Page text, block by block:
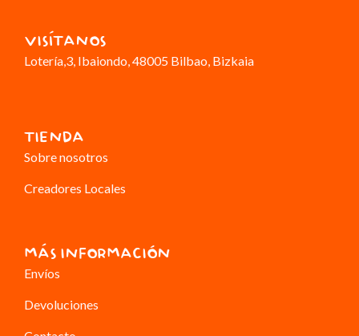
VISÍTANOS
Lotería,3 , Ibaiondo, 48005 Bilbao, Bizkaia
TIENDA
Sobre nosotros
Creadores Locales
MÁS INFORMACIÓN
Envíos
Devoluciones